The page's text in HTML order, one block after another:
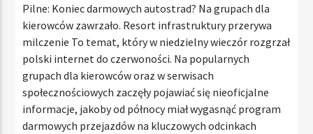
Pilne: Koniec darmowych autostrad? Na grupach dla
kierowców zawrzało. Resort infrastruktury przerywa
milczenie To temat, który w niedzielny wieczór rozgrzał
polski internet do czerwoności. Na popularnych
grupach dla kierowców oraz w serwisach
społecznościowych zaczęły pojawiać się nieoficjalne
informacje, jakoby od północy miał wygasnąć program
darmowych przejazdów na kluczowych odcinkach